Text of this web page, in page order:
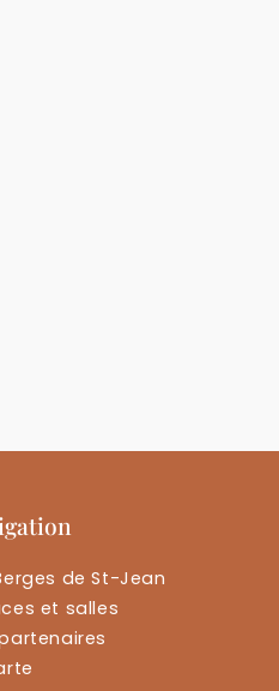
de St-Jean
et salles